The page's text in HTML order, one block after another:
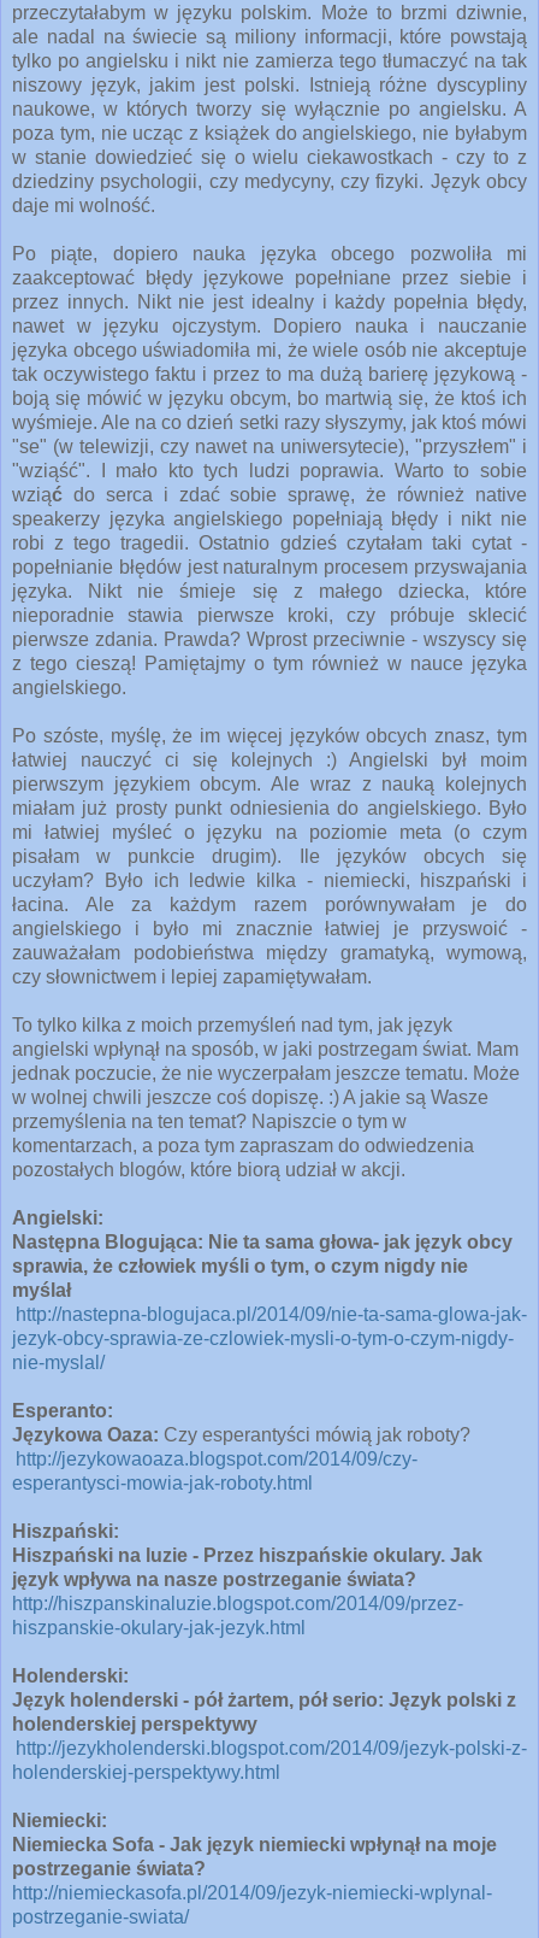
przeczytałabym w języku polskim. Może to brzmi dziwnie,
ale nadal na świecie są miliony informacji, które powstają
tylko po angielsku i nikt nie zamierza tego tłumaczyć na tak
niszowy język, jakim jest polski. Istnieją różne dyscypliny
naukowe, w których tworzy się wyłącznie po angielsku. A
poza tym, nie ucząc z książek do angielskiego, nie byłabym
w stanie dowiedzieć się o wielu ciekawostkach - czy to z
dziedziny psychologii, czy medycyny, czy fizyki. Język obcy
daje mi wolność.
Po piąte, dopiero nauka języka obcego pozwoliła mi
zaakceptować błędy językowe popełniane przez siebie i
przez innych. Nikt nie jest idealny i każdy popełnia błędy,
nawet w języku ojczystym. Dopiero nauka i nauczanie
języka obcego uświadomiła mi, że wiele osób nie akceptuje
tak oczywistego faktu i przez to ma dużą barierę językową -
boją się mówić w języku obcym, bo martwią się, że ktoś ich
wyśmieje. Ale na co dzień setki razy słyszymy, jak ktoś mówi
"se" (w telewizji, czy nawet na uniwersytecie), "przyszłem" i
"wziąść". I mało kto tych ludzi poprawia. Warto to sobie
wziąć do serca i zdać sobie sprawę, że również native
speakerzy języka angielskiego popełniają błędy i nikt nie
robi z tego tragedii. Ostatnio gdzieś czytałam taki cytat -
popełnianie błędów jest naturalnym procesem przyswajania
języka. Nikt nie śmieje się z małego dziecka, które
nieporadnie stawia pierwsze kroki, czy próbuje sklecić
pierwsze zdania. Prawda? Wprost przeciwnie - wszyscy się
z tego cieszą! Pamiętajmy o tym również w nauce języka
angielskiego.
Po szóste, myślę, że im więcej języków obcych znasz, tym
łatwiej nauczyć ci się kolejnych :) Angielski był moim
pierwszym językiem obcym. Ale wraz z nauką kolejnych
miałam już prosty punkt odniesienia do angielskiego. Było
mi łatwiej myśleć o języku na poziomie meta (o czym
pisałam w punkcie drugim). Ile języków obcych się
uczyłam? Było ich ledwie kilka - niemiecki, hiszpański i
łacina. Ale za każdym razem porównywałam je do
angielskiego i było mi znacznie łatwiej je przyswoić -
zauważałam podobieństwa między gramatyką, wymową,
czy słownictwem i lepiej zapamiętywałam.
To tylko kilka z moich przemyśleń nad tym, jak język
angielski wpłynął na sposób, w jaki postrzegam świat. Mam
jednak poczucie, że nie wyczerpałam jeszcze tematu. Może
w wolnej chwili jeszcze coś dopiszę. :) A jakie są Wasze
przemyślenia na ten temat? Napiszcie o tym w
komentarzach, a poza tym zapraszam do odwiedzenia
pozostałych blogów, które biorą udział w akcji.
Angielski:
Następna Blogująca: Nie ta sama głowa- jak język obcy
sprawia, że człowiek myśli o tym, o czym nigdy nie
myślał
http://nastepna-blogujaca.pl/2014/09/nie-ta-sama-glowa-jak-
jezyk-obcy-sprawia-ze-czlowiek-mysli-o-tym-o-czym-nigdy-
nie-myslal/
Esperanto:
Językowa Oaza: Czy esperantyści mówią jak roboty?
http://jezykowaoaza.blogspot.com/2014/09/czy-
esperantysci-mowia-jak-roboty.html
Hiszpański:
Hiszpański na luzie - Przez hiszpańskie okulary. Jak
język wpływa na nasze postrzeganie świata?
http://hiszpanskinaluzie.blogspot.com/2014/09/przez-
hiszpanskie-okulary-jak-jezyk.html
Holenderski:
Język holenderski - pół żartem, pół serio: Język polski z
holenderskiej perspektywy
http://jezykholenderski.blogspot.com/2014/09/jezyk-polski-z-
holenderskiej-perspektywy.html
Niemiecki:
Niemiecka Sofa - Jak język niemiecki wpłynął na moje
postrzeganie świata?
http://niemieckasofa.pl/2014/09/jezyk-niemiecki-wplynal-
postrzeganie-swiata/